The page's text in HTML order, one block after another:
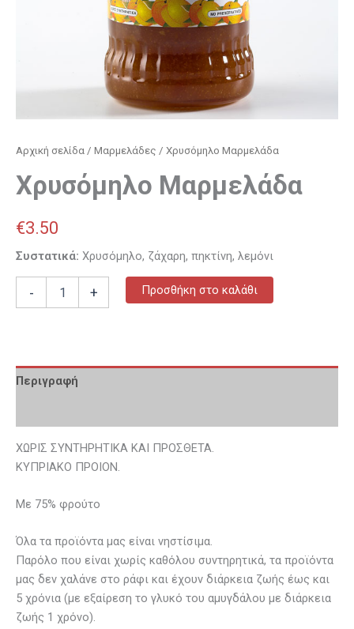
Αρχική σελίδα / Μαρμελάδες / Χρυσόμηλο Μαρμελάδα
Χρυσόμηλο Μαρμελάδα
€3.50
Συστατικά: Χρυσόμηλο, ζάχαρη, πηκτίνη, λεμόνι
- + Προσθήκη στο καλάθι
Περιγραφή
ΧΩΡΙΣ ΣΥΝΤΗΡΗΤΙΚΑ ΚΑΙ ΠΡΟΣΘΕΤΑ.
ΚΥΠΡΙΑΚΟ ΠΡΟΙΟΝ.
Με 75% φρούτο
Όλα τα προϊόντα μας είναι νηστίσιμα.
Παρόλο που είναι χωρίς καθόλου συντηρητικά, τα προϊόντα
μας δεν χαλάνε στο ράφι και έχουν διάρκεια ζωής έως και
5 χρόνια (με εξαίρεση το γλυκό του αμυγδάλου με διάρκεια
ζωής 1 χρόνο).